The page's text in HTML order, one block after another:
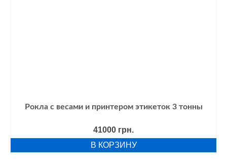
Рокла с весами и принтером этикеток 3 тонны
41000 грн.
В КОРЗИНУ